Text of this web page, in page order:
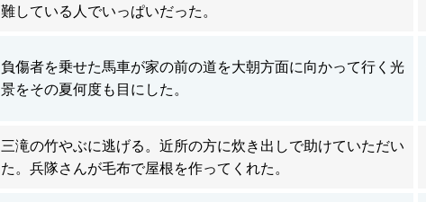
難している人でいっぱいだった。
負傷者を乗せた馬車が家の前の道を大朝方面に向かって行く光
景をその夏何度も目にした。
三滝の竹やぶに逃げる。近所の方に炊き出しで助けていただい
た。兵隊さんが毛布で屋根を作ってくれた。